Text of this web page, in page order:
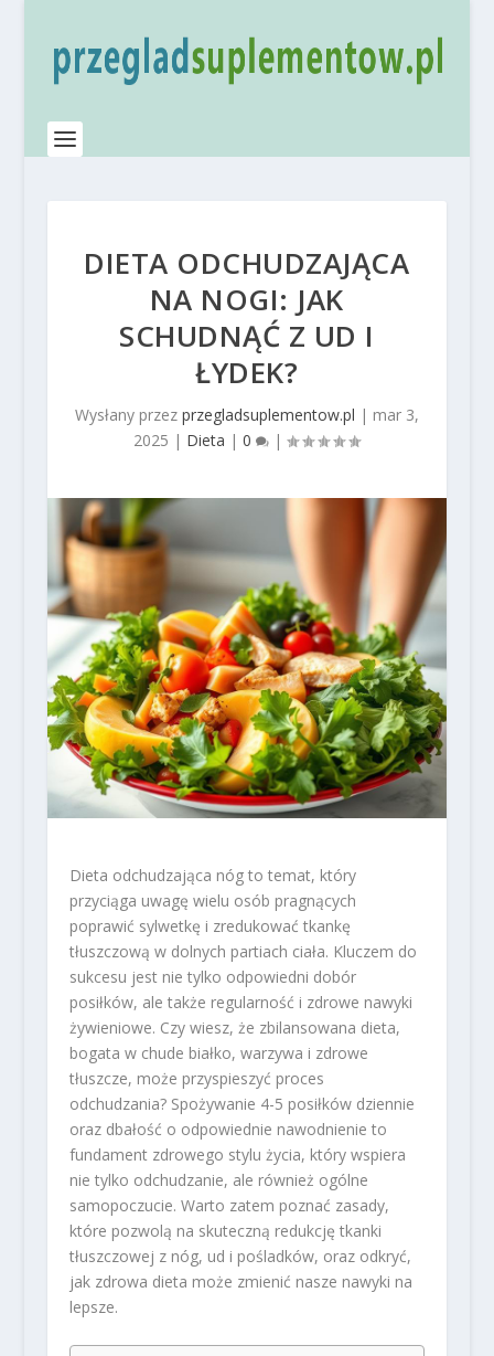
DIETA ODCHUDZAJĄCA
NA NOGI: JAK
SCHUDNĄĆ Z UD I
ŁYDEK?
Wysłany przez przegladsuplementow.pl | mar 3,
2025 | Dieta |0 |
Dieta odchudzająca nóg to temat, który
przyciąga uwagę wielu osób pragnących
poprawić sylwetkę i zredukować tkankę
tłuszczową w dolnych partiach ciała. Kluczem do
sukcesu jest nie tylko odpowiedni dobór
posiłków, ale także regularność i zdrowe nawyki
żywieniowe. Czy wiesz, że zbilansowana dieta,
bogata w chude białko, warzywa i zdrowe
tłuszcze, może przyspieszyć proces
odchudzania? Spożywanie 4-5 posiłków dziennie
oraz dbałość o odpowiednie nawodnienie to
fundament zdrowego stylu życia, który wspiera
nie tylko odchudzanie, ale również ogólne
samopoczucie. Warto zatem poznać zasady,
które pozwolą na skuteczną redukcję tkanki
tłuszczowej z nóg, ud i pośladków, oraz odkryć,
jak zdrowa dieta może zmienić nasze nawyki na
lepsze.